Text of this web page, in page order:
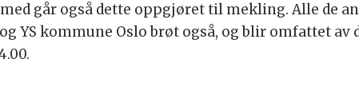
går også dette oppgjøret til mekling. Alle de
YS kommune Oslo brøt også, og blir omfattet